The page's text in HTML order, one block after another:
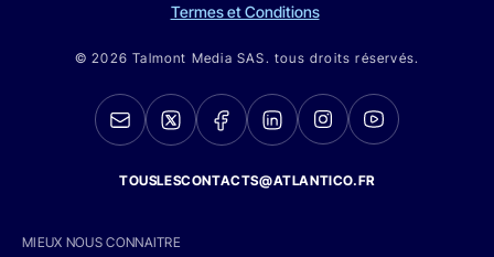
Termes et Conditions
© 2026 Talmont Media SAS. tous droits réservés.
TOUSLESCONTACTS@ATLANTICO.FR
MIEUX NOUS CONNAITRE